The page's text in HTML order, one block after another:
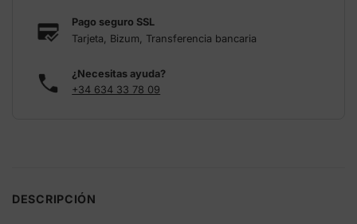
Pago seguro SSL
Tarjeta, Bizum, Transferencia bancaria
¿Necesitas ayuda?
+34 634 33 78 09
DESCRIPCIÓN